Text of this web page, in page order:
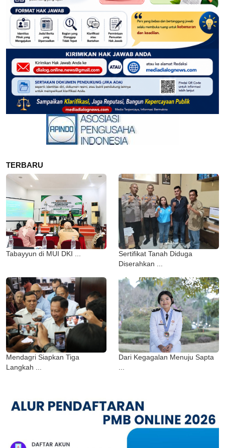
TERBARU
Tabayyun di MUI DKI ...
Sertifikat Tanah Diduga
Diserahkan ...
Mendagri Siapkan Tiga
Langkah ...
Dari Kegagalan Menuju Sapta